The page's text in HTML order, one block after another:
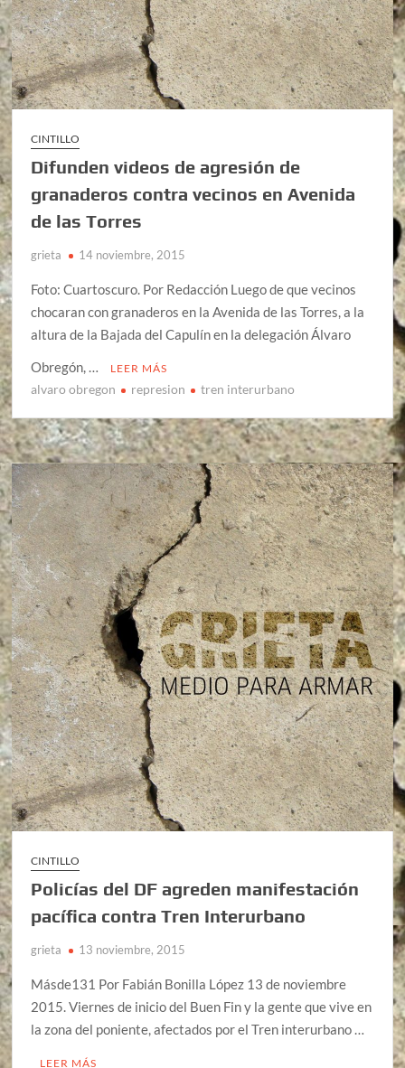
CINTILLO
Difunden videos de agresión de
granaderos contra vecinos en Avenida
de las Torres
grieta 14 noviembre, 2015
Foto: Cuartoscuro. Por Redacción Luego de que vecinos
chocaran con granaderos en la Avenida de las Torres, a la
altura de la Bajada del Capulín en la delegación Álvaro
Obregón, …
LEER MÁS
alvaro obregon represion tren interurbano
CINTILLO
Policías del DF agreden manifestación
pacífica contra Tren Interurbano
grieta 13 noviembre, 2015
Másde131 Por Fabián Bonilla López 13 de noviembre
2015. Viernes de inicio del Buen Fin y la gente que vive en
la zona del poniente, afectados por el Tren interurbano …
LEER MÁS